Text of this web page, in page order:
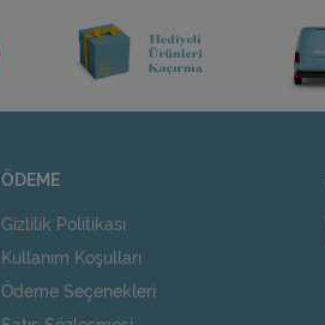
ÖDEME
Gizlilik Politikası
Kullanım Koşulları
Ödeme Seçenekleri